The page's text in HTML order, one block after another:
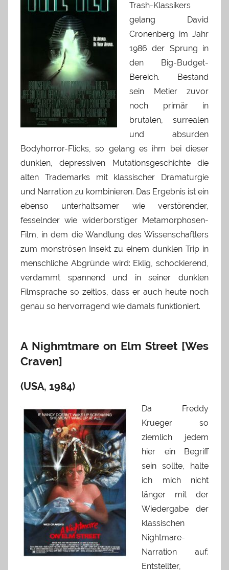
Trash-Klassikers
gelang David
Cronenberg im Jahr
1986 der Sprung in
den Big-Budget-
Bereich. Bestand
sein Metier zuvor
noch primär in
brutalen, surrealen
und absurden
Bodyhorror-Flicks, so gelang es ihm bei dieser
dunklen, depressiven Mutationsgeschichte die
alten Trademarks mit klassischer Dramaturgie
und Narration zu kombinieren. Das Ergebnis ist ein
ebenso unterhaltsamer wie verstörender,
fesselnder wie widerborstiger Metamorphosen-
Film, in dem die Wandlung des Wissenschaftlers
zum monströsen Insekt zu einem dunklen Trip in
menschliche Abgründe wird: Eklig, schockierend,
verdammt spannend und in seiner dunklen
Filmsprache so zeitlos, dass er auch heute noch
genau so hervorragend wie damals funktioniert.
A Nighmtmare on Elm Street [Wes
Craven]
(USA, 1984)
Da Freddy
Krueger so
ziemlich jedem
hier ein Begriff
sein sollte, halte
ich mich nicht
länger mit der
Wiedergabe der
klassischen
Nightmare-
Narration auf:
Entstellter,